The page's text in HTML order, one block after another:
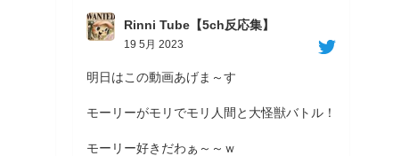
Rinni Tube【5ch反応集】
19 5月 2023
明日はこの動画あげま～す
モーリーがモリでモリ人間と大怪獣バトル！
モーリー好きだわぁ～～ｗ